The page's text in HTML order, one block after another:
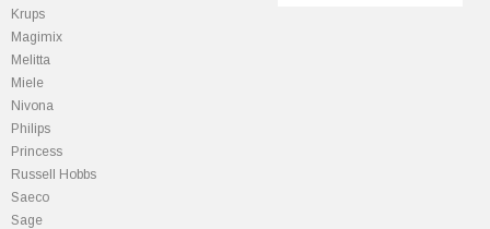
Krups
Magimix
Melitta
Miele
Nivona
Philips
Princess
Russell Hobbs
Saeco
Sage